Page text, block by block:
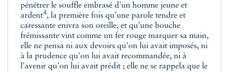
pénétrer le souffle embrasé d'un homme jeune et
ardent4, la première fois qu'une parole tendre et
caressante enivra son oreille, et qu'une bouche
frémissante vint comme un fer rouge marquer sa main,
elle ne pensa ni aux devoirs qu'on lui avait imposés, ni
à la prudence qu'on lui avait recommandée, ni à
l'avenir qu'on lui avait prédit ; elle ne se rappela que le